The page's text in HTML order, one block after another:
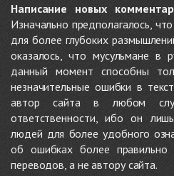
Написание новых
Изначально предполагалось,
для более глубоких
оказалось, что мусульмане в
данный момент способны
незначительные ошибки в
автор сайта в любом
ответственности, ибо он
людей для более удобного
об ошибках более
переводов, а не автору сайта.